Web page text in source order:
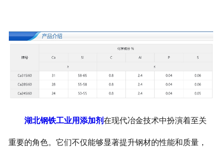
湖北钢铁工业用添加剂在现代冶金技术中扮演着至关
重要的角色。它们不仅能够显著提升钢材的性能和质量，